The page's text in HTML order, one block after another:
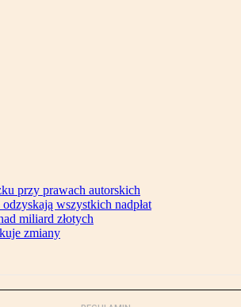
przy prawach autorskich
wszystkich nadpłat
miliard złotych
zmiany